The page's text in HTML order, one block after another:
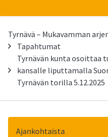
Tyrnävä – Mukavamman
Tapahtumat
Tyrnävän kunta osoittaa
kansalle liputtamalla
Tyrnävän torilla 5.12.2025
Ajankohtaista